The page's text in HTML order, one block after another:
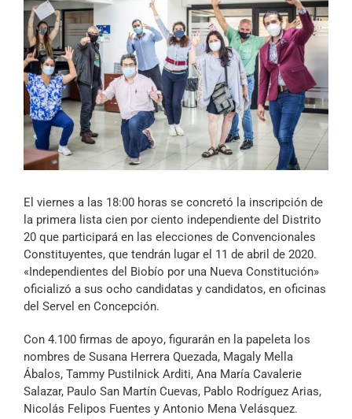
Reportajes
Columnas
Música Clásica
Especiales
Archivo Sonoro
más
grande
El viernes a las 18:00 horas se concretó la inscripción de
la primera lista cien por ciento independiente del Distrito
20 que participará en las elecciones de Convencionales
Constituyentes, que tendrán lugar el 11 de abril de 2020.
«Independientes del Biobío por una Nueva Constitución»
oficializó a sus ocho candidatas y candidatos, en oficinas
del Servel en Concepción.
Con 4.100 firmas de apoyo, figurarán en la papeleta los
nombres de Susana Herrera Quezada, Magaly Mella
Ábalos, Tammy Pustilnick Arditi, Ana María Cavalerie
Salazar, Paulo San Martín Cuevas, Pablo Rodríguez Arias,
Nicolás Felipos Fuentes y Antonio Mena Velásquez.